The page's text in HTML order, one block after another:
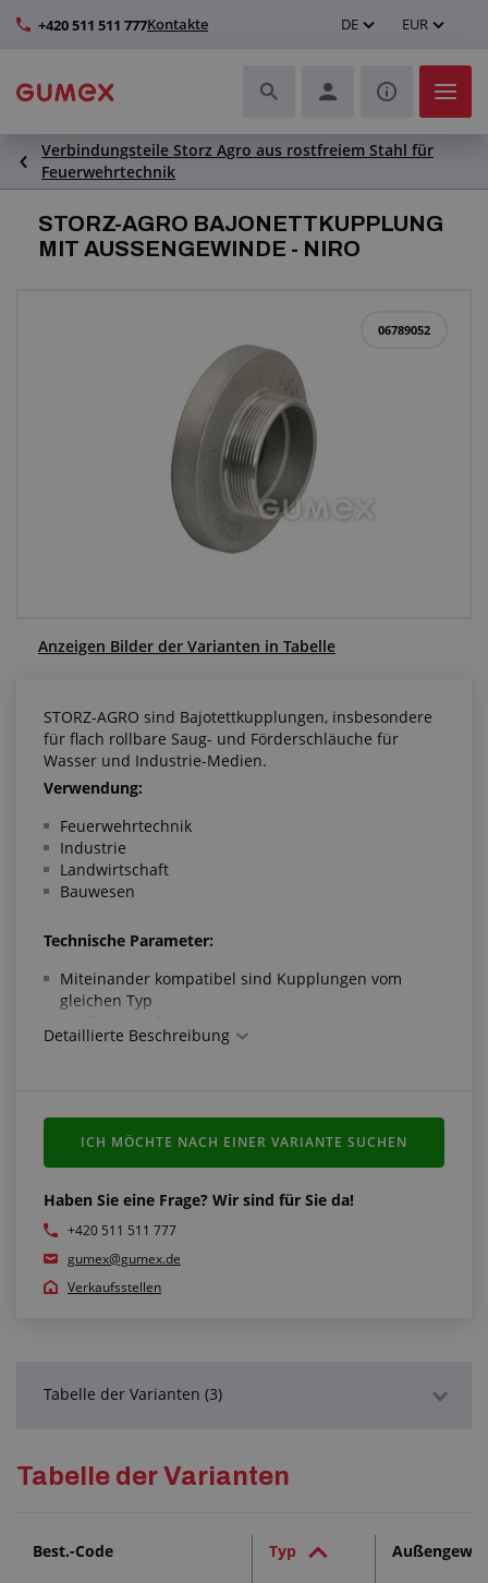
+420 511 511 777Kontakte DE EUR
Schläuche und deren Komplettierung
Profile und Herstellung von Dichtungen
Verbesserung der Arbeitsumgebung
Weitere Gummi- und Kunststoffprodukte
Verbindungsteile Storz Agro aus rostfreiem Stahl für
Feuerwehrtechnik
STORZ-AGRO BAJONETTKUPPLUNG
MIT AUSSENGEWINDE - NIRO
06789052
Anzeigen Bilder der Varianten in Tabelle
STORZ-AGRO sind Bajotettkupplungen, insbesondere
für flach rollbare Saug- und Förderschläuche für
Wasser und Industrie-Medien.
Verwendung:
Feuerwehrtechnik
Industrie
Landwirtschaft
Bauwesen
Technische Parameter:
Miteinander kompatibel sind Kupplungen vom
gleichen Typ
Material: rostfreier Stahl 1.4581
Detaillierte Beschreibung
Haben Sie eine Frage? Wir sind für Sie da!
+420 511 511 777
gumex@gumex.de
Verkaufsstellen
ICH MÖCHTE NACH EINER VARIANTE SUCHEN
Tabelle der Varianten (3)
Tabelle der Varianten
Best.-Code Typ